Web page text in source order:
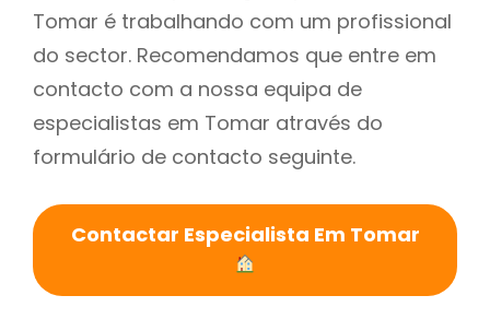
Tomar é trabalhando com um profissional
do sector. Recomendamos que entre em
contacto com a nossa equipa de
especialistas em Tomar através do
formulário de contacto seguinte.
Contactar Especialista Em Tomar